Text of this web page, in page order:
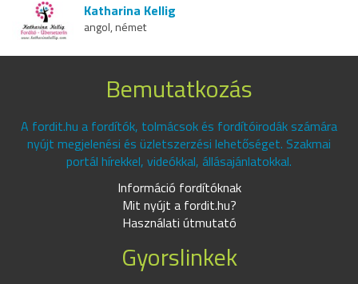
Katharina Kellig
angol, német
Bemutatkozás
A fordit.hu a fordítók, tolmácsok és fordítóirodák számára
nyújt megjelenési és üzletszerzési lehetőséget. Szakmai
portál hírekkel, videókkal, állásajánlatokkal.
Információ fordítóknak
Mit nyújt a fordit.hu?
Használati útmutató
Gyorslinkek